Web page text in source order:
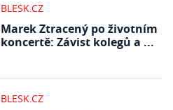
BLESK.CZ
Marek Ztracený po životním
koncertě: Závist kolegů a ...
BLESK.CZ